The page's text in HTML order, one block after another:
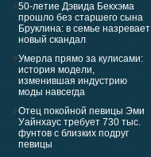
50-летие Дэвида Бекхэма
прошло без старшего сына
Бруклина: в семье назревает
новый скандал
Умерла прямо за кулисами:
история модели,
изменившая индустрию
моды навсегда
Отец покойной певицы Эми
Уайнхаус требует 730 тыс.
фунтов с близких подруг
певицы